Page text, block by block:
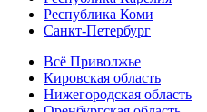
Республика Коми
Санкт-Петербург
Всё Приволжье
Кировская область
Нижегородская область